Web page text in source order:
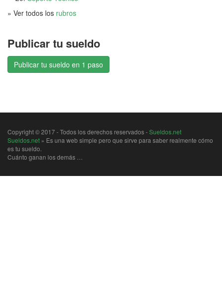
» Ver todos los rubros
Publicar tu sueldo
Publicar tu sueldo en 1 paso
Copyright © 2017 - Todos los derechos reservados -Sueldos.net
Sueldos.net » Es una web simple pero que sirve para saber realmente cómo
es tu sueldo.
Cuánto ganan los demás …